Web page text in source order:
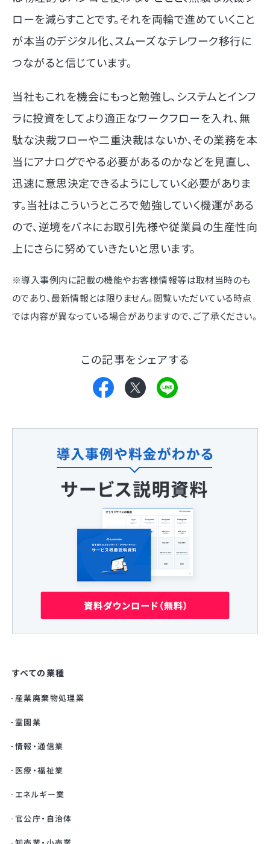
ローを減らすことです。それを両輪で進めていくこと
が本当のデジタル化、スムーズなテレワーク移行に
つながると信じています。
当社もこれを機会にもっと勉強し、システムとインフ
ラに投資をしてより適正なワークフローを入れ、無
駄な決裁フローや二重決裁はないか、その業務を本
当にアナログでやる必要があるのかなどを見直し、
迅速に意思決定できるようにしていく必要がありま
す。当社はこういうところで勉強していく機運がある
ので、逆境をバネにお取引先様や従業員の生産性向
上にさらに努めていきたいと思います。
※導入事例内に記載の機能やお客様情報等は取材当時のも
のであり、最新情報とは限りません。閲覧いただいている時点
では内容が異なっている場合がありますので、ご了承ください。
この記事をシェアする
すべての業種
産業廃棄物処理業
霊園業
情報・通信業
医療・福祉業
エネルギー業
官公庁・自治体